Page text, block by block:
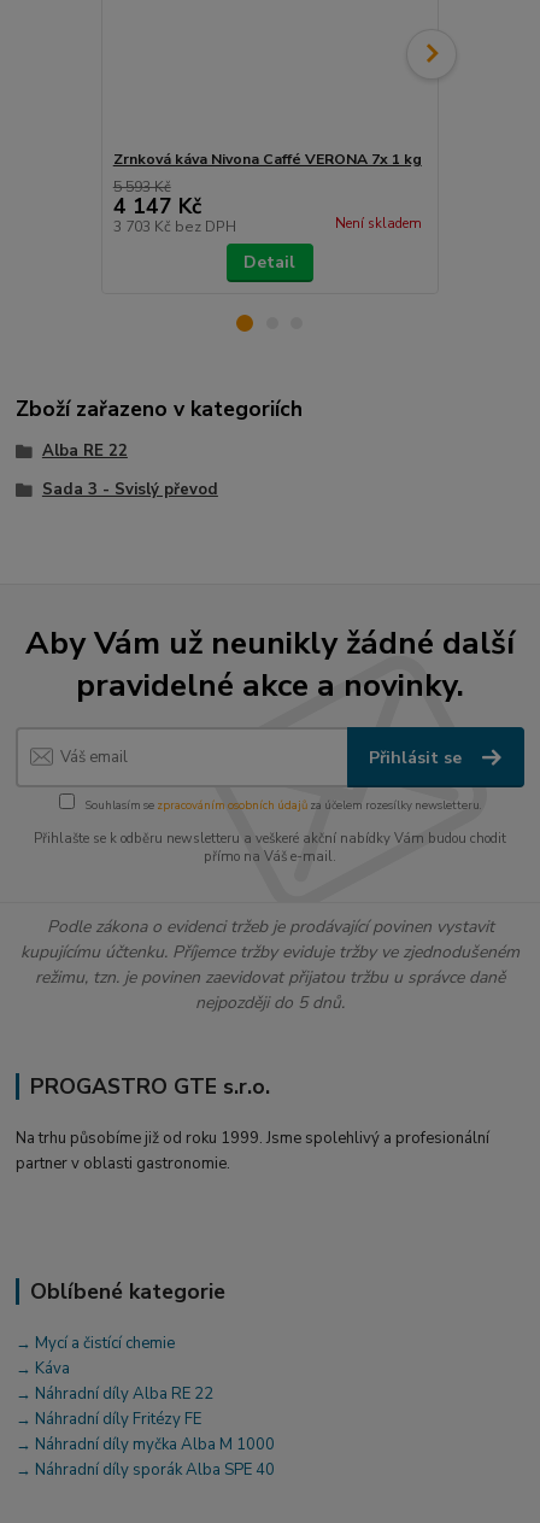
Zrnková káva Nivona Caffé VERONA 7x 1 kg
5 593 Kč
4 147 Kč
3 703 Kč bez DPH Není skladem
Detail
Zboží zařazeno v kategoriích
Alba RE 22
Sada 3 - Svislý převod
Aby Vám už neunikly žádné další
pravidelné akce a novinky.
Přihlásit se
Souhlasím se zpracováním osobních údajůza účelem rozesílky newsletteru.
Přihlašte se k odběru newsletteru a veškeré akční nabídky Vám budou chodit
přímo na Váš e-mail.
Podle zákona o evidenci tržeb je prodávající povinen vystavit
kupujícímu účtenku. Příjemce tržby eviduje tržby ve zjednodušeném
režimu, tzn. je povinen zaevidovat přijatou tržbu u správce daně
nejpozději do 5 dnů.
PROGASTRO GTE s.r.o.
Na trhu působíme již od roku 1999. Jsme spolehlivý a profesionální
partner v oblasti gastronomie.
Oblíbené kategorie
→ Mycí a čistící chemie
→ Káva
→ Náhradní díly Alba RE 22
→ Náhradní díly Fritézy FE
→ Náhradní díly myčka Alba M 1000
→ Náhradní díly sporák Alba SPE 40